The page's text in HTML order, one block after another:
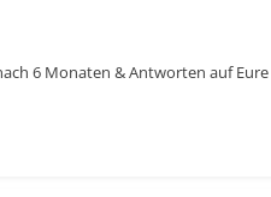
6 Monaten & Antworten auf Eure